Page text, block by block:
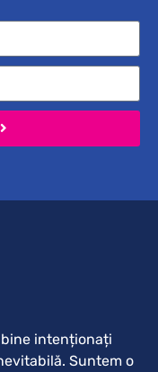
intenționați
Suntem o